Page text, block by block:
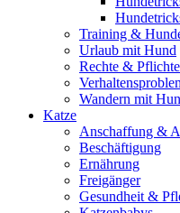
Training &
Urlaub mit Hund
Rechte &
Wandern mit
Katze
Anschaffung &
Beschäftigung
Ernährung
Freigänger
Gesundheit &